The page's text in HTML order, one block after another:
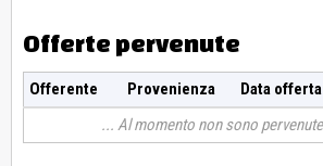
Offerte pervenute
Offerente Provenienza Data offerta
Al momento non sono